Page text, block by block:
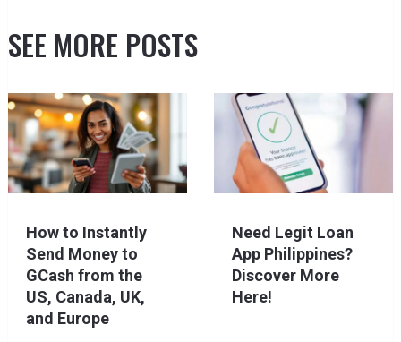
SEE MORE POSTS
How to Instantly
Send Money to
GCash from the
US, Canada, UK,
and Europe
Need Legit Loan
App Philippines?
Discover More
Here!